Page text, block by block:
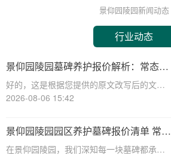
景仰园陵园新闻动态
行业动态
景仰园陵园墓碑养护报价解析：常态化
保洁服务免费说明
好的，这是根据您提供的原文改写后的文章
内容：☎ 景仰园陵园电话:400-838-5063景
洁费用说明景仰园陵园，作为寄托哀思与缅
怀的庄重之地，对园内环境的维护
2026-08-06 15:42
景仰园陵园园区养护墓碑报价清单 常态
化保洁无需额外付费详解
在景仰园陵园，我们深知每一块墓碑都承载